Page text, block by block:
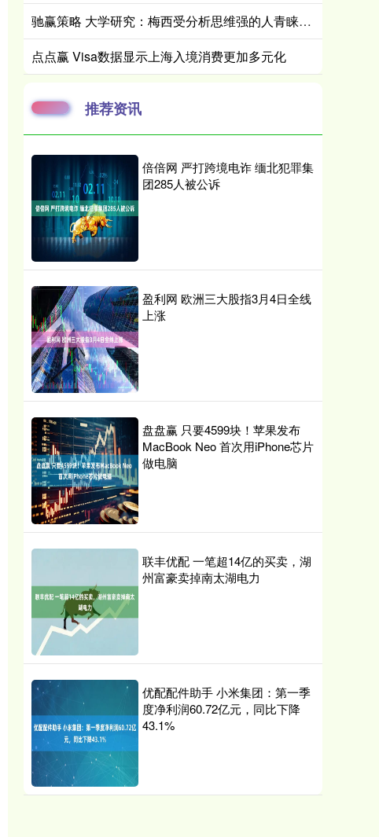
驰赢策略 大学研究：梅西受分析思维强的人青睐，C罗受高自尊人群喜欢
点点赢 Visa数据显示上海入境消费更加多元化
推荐资讯
倍倍网 严打跨境电诈 缅北犯罪集
团285人被公诉
盈利网 欧洲三大股指3月4日全线
上涨
盘盘赢 只要4599块！苹果发布
MacBook Neo 首次用iPhone芯片
做电脑
联丰优配 一笔超14亿的买卖，湖
州富豪卖掉南太湖电力
优配配件助手 小米集团：第一季
度净利润60.72亿元，同比下降
43.1%